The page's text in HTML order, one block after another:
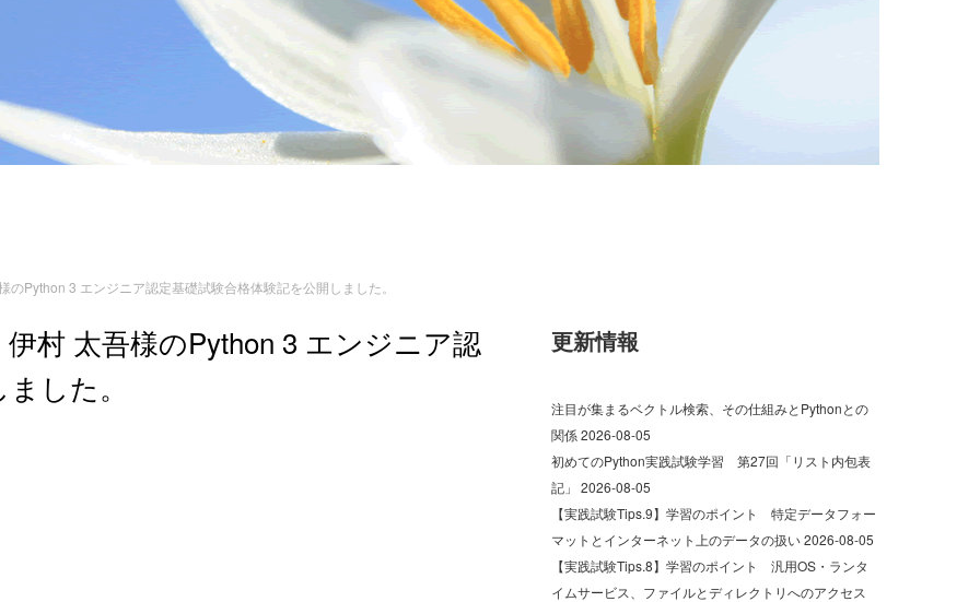
Python 3 エンジニア認定基礎試験合格体験記を公開しました。
村 太吾様のPython 3 エンジニア認
した。
更新情報
注目が集まるベクトル検索、その仕組みとPythonとの
関係2026-08-05
初めてのPython実践試験学習 第27回「リスト内包表
記」 2026-08-05
【実践試験Tips.9】学習のポイント 特定データフォー
マットとインターネット上のデータの扱い2026-08-05
【実践試験Tips.8】学習のポイント 汎用OS・ランタ
イムサービス、ファイルとディレクトリへのアクセス